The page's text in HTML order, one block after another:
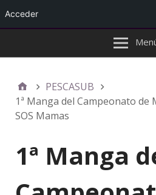
PESCASUB
1ª Manga del Campeonato de
SOS Mamas
1ª Manga
Acceder